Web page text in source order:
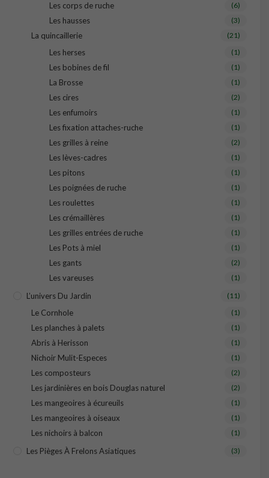
Les corps de ruche (6)
Les hausses (3)
La quincaillerie (21)
Les herses (1)
Les bobines de fil (1)
La Brosse (1)
Les cires (2)
Les enfumoirs (1)
Les fixation attaches-ruche (1)
Les grilles à reine (2)
Les lèves-cadres (1)
Les pitons (1)
Les poignées de ruche (1)
Les roulettes (1)
Les crémaillères (1)
Les grilles entrées de ruche (1)
Les Pots à miel (1)
Les gants (2)
Les vareuses (1)
L’univers Du Jardin (11)
Le Cornhole (1)
Les planches à palets (1)
Abris à Herisson (1)
Nichoir Mulit-Especes (1)
Les composteurs (2)
Les jardinières en bois Douglas naturel (2)
Les mangeoires à écureuils (1)
Les mangeoires à oiseaux (1)
Les nichoirs à balcon (1)
Les Pièges À Frelons Asiatiques (3)